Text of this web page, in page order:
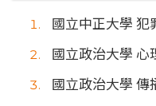
國立中正大學 犯
國立政治大學 心
國立政治大學 傳